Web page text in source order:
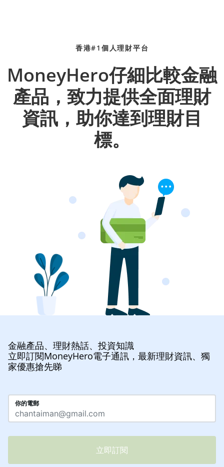
香港#1個人理財平台
MoneyHero仔細比較金融
產品，致力提供全面理財
資訊，助你達到理財目
標。
金融產品、理財熱話、投資知識
立即訂閱MoneyHero電子通訊，最新理財資訊、獨
家優惠搶先睇